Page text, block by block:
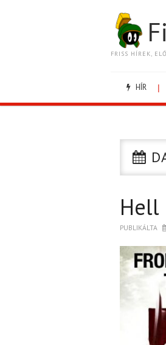
FRISS HÍREK,
HÍR
Hell
PUBLIKÁLTA